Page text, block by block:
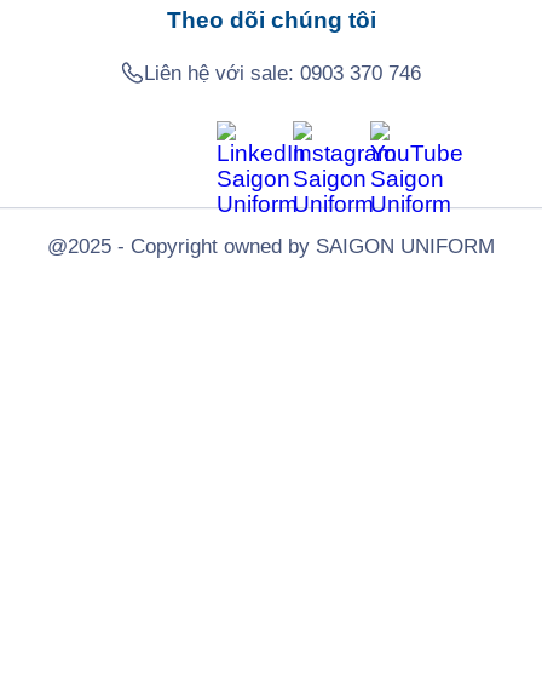
Theo dõi chúng tôi
Liên hệ với sale:0903 370 746
@2025 - Copyright owned by SAIGON UNIFORM